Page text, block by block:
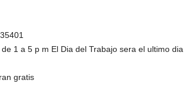
1 a 5 p m El Dia del Trabajo sera el ultimo dia
gratis